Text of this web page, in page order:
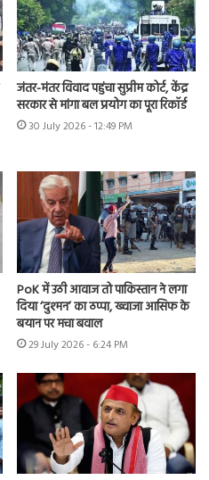
जंतर-मंतर विवाद पहुंचा सुप्रीम कोर्ट, केंद्र
सरकार से मांगा बल प्रयोग का पूरा रिकॉर्ड
30 July 2026 - 12:49 PM
PoK में उठी आवाज तो पाकिस्तान ने लगा
दिया ‘दुश्मन’ का ठप्पा, ख्वाजा आसिफ के
बयान पर मचा बवाल
29 July 2026 - 6:24 PM